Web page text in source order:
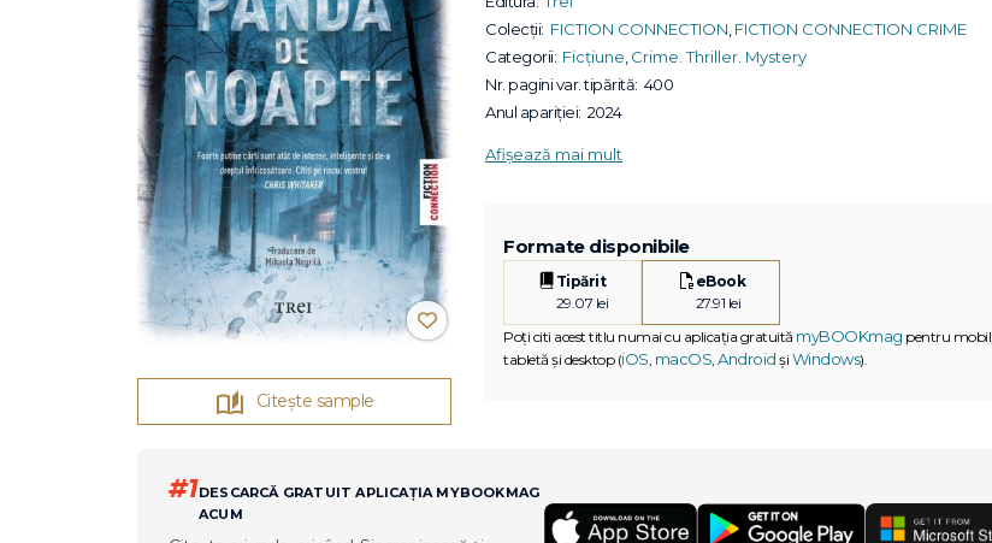
Citește sample
Colecții: FICTION CONNECTION FICTION CONNECTION CRIME
Categorii: Ficțiune Crime. Thriller. Mystery
Nr. pagini var. tipărită: 400
Anul apariției: 2024
Afișează mai mult
Formate disponibile
Tipărit
29.07 lei
eBook
27.91 lei
Poți citi acest titlu numai cu aplicația gratuită myBOOKmag pentru mobil,
tabletă și desktop (iOS macOS Android și Windows).
#1DESCARCĂ GRATUIT APLICAȚIA MYBOOKMAG
ACUM